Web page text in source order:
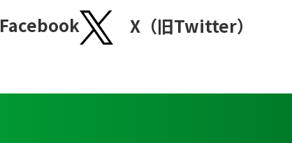
Facebook X（旧Twitter）